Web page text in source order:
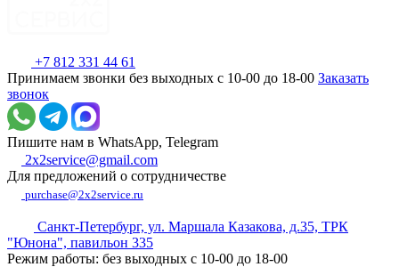
+7 812 331 44 61
Принимаем звонки без выходных с 10-00 до 18-00 Заказать
звонок
Пишите нам в WhatsApp, Telegram
2x2service@gmail.com
Для предложений о сотрудничестве
purchase@2x2service.ru
Санкт-Петербург, ул. Маршала Казакова, д.35, ТРК
"Юнона", павильон 335
Режим работы: без выходных с 10-00 до 18-00